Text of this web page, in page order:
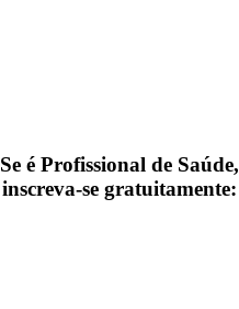
Se é Profissional de Saúde,
inscreva-se gratuitamente: